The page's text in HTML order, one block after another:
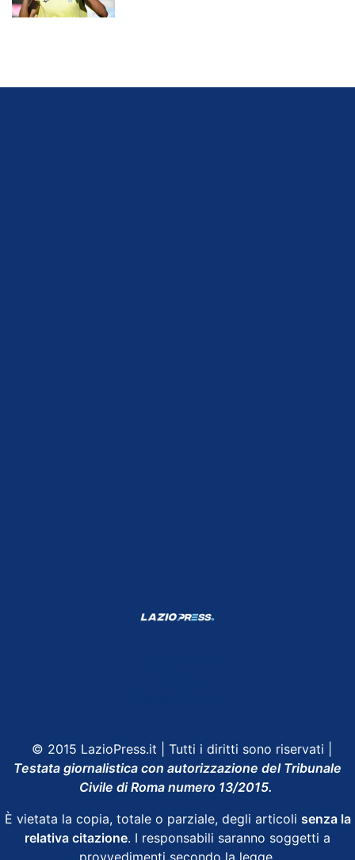
© 2015 LazioPress.it | Tutti i diritti sono riservati |
Testata giornalistica con autorizzazione del Tribunale
Civile di Roma numero 13/2015.
È vietata la copia, totale o parziale, degli articoli senza la
relativa citazione. I responsabili saranno soggetti a
provvedimenti secondo la legge.